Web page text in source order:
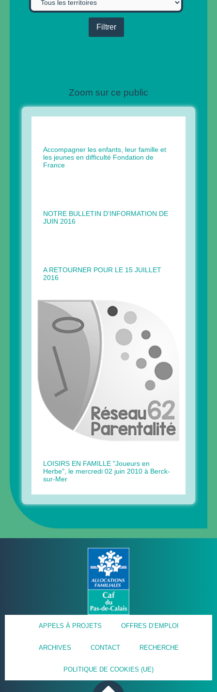
Zoom sur ce public
Accompagner les enfants, leur famille et
les jeunes en difficulté Fondation de
France
NOTRE BULLETIN D’INFORMATION DE
JUIN 2016
A RETOURNER POUR LE 15 JUILLET
2016
LOISIRS EN FAMILLE "Joueurs en
Herbe", le mercredi 02 juin 2010 à Berck-
sur-Mer
APPELS À PROJETS OFFRES D’EMPLOI
ARCHIVES CONTACT RECHERCHE
POLITIQUE DE COOKIES (UE)